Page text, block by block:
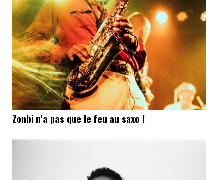
Zonbi n’a pas que le feu au saxo !